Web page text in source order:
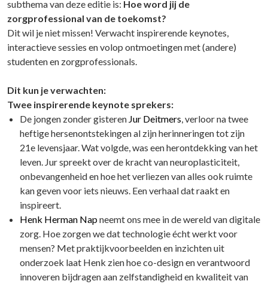
subthema van deze editie is: Hoe word jij de
zorgprofessional van de toekomst?
Dit wil je niet missen! Verwacht inspirerende keynotes,
interactieve sessies en volop ontmoetingen met (andere)
studenten en zorgprofessionals.
Dit kun je verwachten:
Twee inspirerende keynote sprekers:
De jongen zonder gisterenJur Deitmers, verloor na twee
heftige hersenontstekingen al zijn herinneringen tot zijn
21e levensjaar. Wat volgde, was een herontdekking van het
leven. Jur spreekt over de kracht van neuroplasticiteit,
onbevangenheid en hoe het verliezen van alles ook ruimte
kan geven voor iets nieuws. Een verhaal dat raakt en
inspireert.
Henk Herman Napneemt ons mee in de wereld van digitale
zorg. Hoe zorgen we dat technologie écht werkt voor
mensen? Met praktijkvoorbeelden en inzichten uit
onderzoek laat Henk zien hoe co-design en verantwoord
innoveren bijdragen aan zelfstandigheid en kwaliteit van